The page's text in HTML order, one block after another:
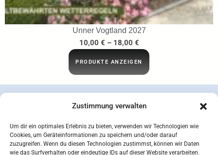
Zustimmung verwalten
Um dir ein optimales Erlebnis zu bieten, verwenden wir Technologien wie
Cookies, um Geräteinformationen zu speichern und/oder darauf
zuzugreifen. Wenn du diesen Technologien zustimmst, können wir Daten
wie das Surfverhalten oder eindeutige IDs auf dieser Website verarbeiten.
…ins Netz gegangen
29,95€
IN DEN WARENKORB